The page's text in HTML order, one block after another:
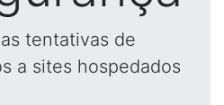
tentativas de
a sites hospedados